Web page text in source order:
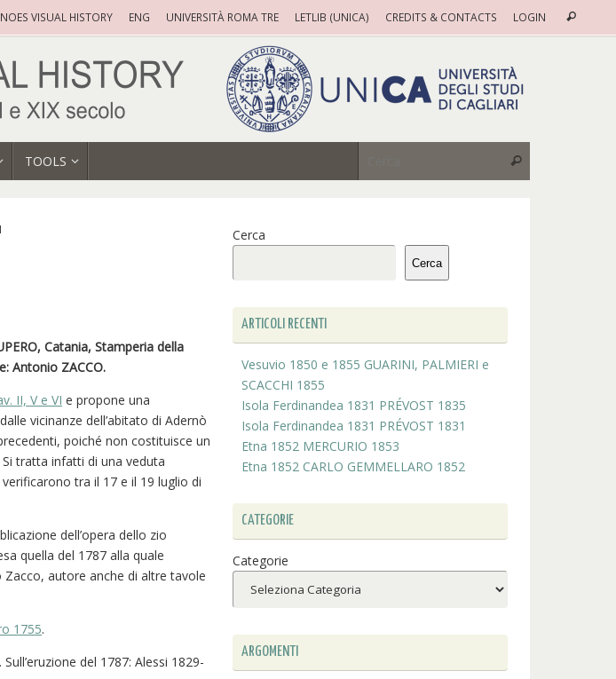
VISUAL HISTORY ENG UNIVERSITÀ ROMA TRE LETLIB (UNICA) CREDITS & CONTACTS LOGIN Cerca
TOOLS Cerca
Catania, Stamperia della
Antonio ZACCO.
II, V e VI e propone una
vicinanze dell’abitato di Adernò
poiché non costituisce un
tratta infatti di una veduta
tra il 17 e il 19 luglio di
dell’opera dello zio
quella del 1787 alla quale
autore anche di altre tavole
1755.
del 1787: Alessi 1829-
Cerca
Cerca
ARTICOLI RECENTI
Vesuvio 1850 e 1855 GUARINI, PALMIERI e
SCACCHI 1855
Isola Ferdinandea 1831 PRÉVOST 1835
Isola Ferdinandea 1831 PRÉVOST 1831
Etna 1852 MERCURIO 1853
Etna 1852 CARLO GEMMELLARO 1852
CATEGORIE
Categorie
ARGOMENTI